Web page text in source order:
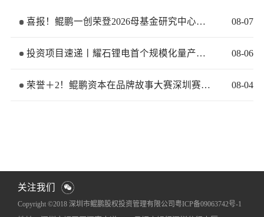
喜报！鲲鹏一创荣登2026母基金研究中心两大榜单 08-07
投资项目速递丨耀石锂电首个规模化量产基地签约落地 08-06
荣誉＋2！鲲鹏资本在品牌故事大赛深圳赛区再获佳绩 08-04
关注我们
Copyright ©2018 深圳市鲲鹏股权投资管理有限公司 粤ICP备09063742号-1